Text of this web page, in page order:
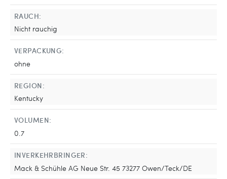
RAUCH:
Nicht rauchig
VERPACKUNG:
ohne
REGION:
Kentucky
VOLUMEN:
0.7
INVERKEHRBRINGER:
Mack & Schühle AG Neue Str. 45 73277 Owen/Teck/DE